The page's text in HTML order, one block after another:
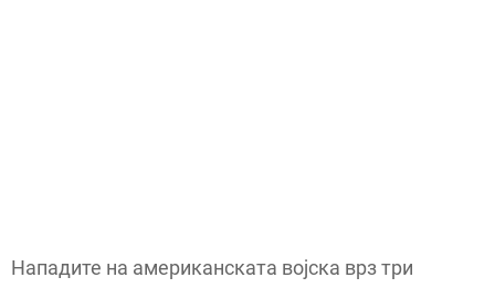
Нападите на американската војска врз три